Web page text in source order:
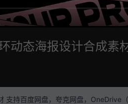
动态海报设计合成素
持百度网盘，夸克网盘，OneDrive